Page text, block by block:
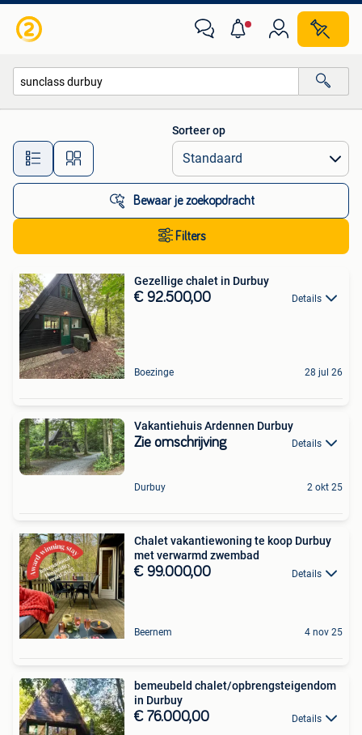
Alle afstanden…
Sorteer op
Bewaar je zoekopdracht
Filters
Gezellige chalet in Durbuy
€ 92.500,00 Details
Boezinge 28 jul 26
Vakantiehuis Ardennen Durbuy
Zie omschrijving Details
Durbuy 2 okt 25
Chalet vakantiewoning te koop Durbuy
met verwarmd zwembad
€ 99.000,00 Details
Beernem 4 nov 25
bemeubeld chalet/opbrengsteigendom
in Durbuy
€ 76.000,00 Details